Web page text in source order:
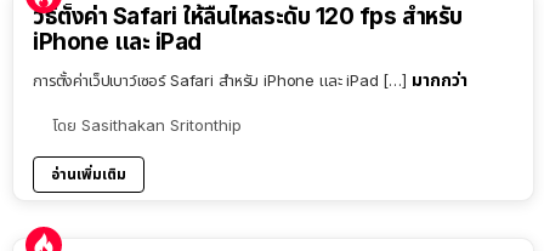
วิธีตั้งค่า Safari ให้ลื่นไหลระดับ 120 fps สำหรับ
iPhone และ iPad
การตั้งค่าเว็ปเบาว์เซอร์ Safari สำหรับ iPhone และ iPad […] มากกว่า
โดย Sasithakan Sritonthip
อ่านเพิ่มเติม